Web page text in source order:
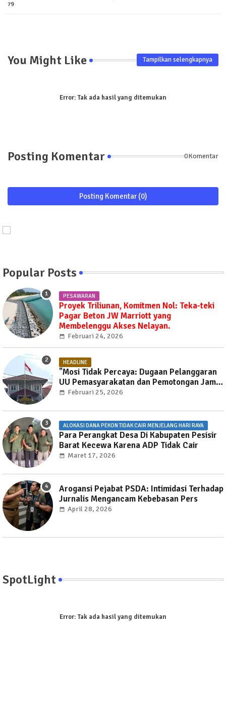
79
You Might Like Tampilkan selengkapnya
Error:Tak ada hasil yang ditemukan
Posting Komentar 0Komentar
Posting Komentar (0)
Popular Posts
PESAWARAN
Proyek Triliunan, Komitmen Nol: Teka-teki
Pagar Beton JW Marriott yang
Membelenggu Akses Nelayan.
Februari 24, 2026
HEADLINE
"Mosi Tidak Percaya: Dugaan Pelanggaran
UU Pemasyarakatan dan Pemotongan Jam
Layanan Publik di Rutan Way Huwi."
Februari 25, 2026
ALOKASI DANA PEKON TIDAK CAIR MENJELANG HARI RAYA
Para Perangkat Desa Di Kabupaten Pesisir
Barat Kecewa Karena ADP Tidak Cair
Maret 17, 2026
Arogansi Pejabat PSDA: Intimidasi Terhadap
Jurnalis Mengancam Kebebasan Pers
April 28, 2026
SpotLight
Error:Tak ada hasil yang ditemukan